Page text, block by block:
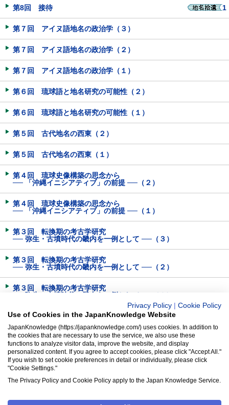
第8回 接待 1
第７回 アイヌ語地名の政治学（３）
第７回 アイヌ語地名の政治学（２）
第７回 アイヌ語地名の政治学（１）
第６回 琉球語と地名研究の可能性（２）
第６回 琉球語と地名研究の可能性（１）
第５回 古代地名の西東（２）
第５回 古代地名の西東（１）
第４回 琉球史像構築の思念から
── 「沖縄イニシアティブ」の前提 ──（２）
第４回 琉球史像構築の思念から
── 「沖縄イニシアティブ」の前提 ──（１）
第３回 転換期の考古学研究
── 弥生・古墳時代の畿内を一例として ──（３）
第３回 転換期の考古学研究
── 弥生・古墳時代の畿内を一例として ──（２）
第３回 転換期の考古学研究
── 弥生・古墳時代の畿内を一例として ──（１）
第２回 地名の表記と変遷（３）
第２回 地名の表記と変遷（２）
第２回 地名の表記と変遷（１）
第１回 「国」という地域──クニの原郷──
Privacy Policy
Cookie Policy
Use of Cookies in the JapanKnowledge Website
JapanKnowledge (https://japanknowledge.com/) uses cookies. In addition to
the cookies that are necessary to use the service, we also use these
functions to analyze visitor data, improve the website, and display
personalized content. If you agree to accept cookies, please click "Accept All."
If you wish to set cookie preferences in detail or individually, please click
"Cookie Settings."
The Privacy Policy and Cookie Policy apply to the Japan Knowledge Service.